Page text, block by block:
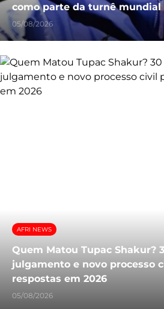
como parte da turnê mundial
05/08/2026
AFRI NEWS
Quem Matou Tupac Shakur?
julgamento e novo processo
respostas em 2026
05/08/2026